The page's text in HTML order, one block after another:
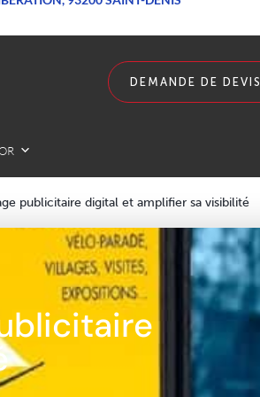
DEMANDE DE DEVIS
publicitaire digital et amplifier sa visibilité